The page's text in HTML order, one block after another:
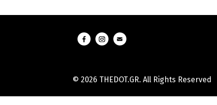
© 2026 THEDOT.GR. All Rights Reserved